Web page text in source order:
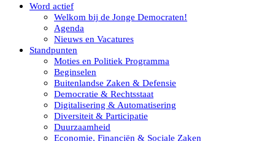
Word actief
Welkom bij de Jonge Democraten!
Agenda
Nieuws en Vacatures
Standpunten
Moties en Politiek Programma
Beginselen
Buitenlandse Zaken & Defensie
Democratie & Rechtsstaat
Digitalisering & Automatisering
Diversiteit & Participatie
Duurzaamheid
Economie, Financiën & Sociale Zaken